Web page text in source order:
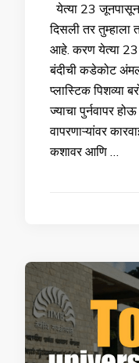
येत्या 23 जूनपासून
दिसली तर तुम्हाला
आहे. करण येत्या 23
बंदीची कडेकोट
प्लास्टिक पिशव्या
ज्याचा पुर्नवापर
वापरणाऱ्यांवर
कशावर आणि …